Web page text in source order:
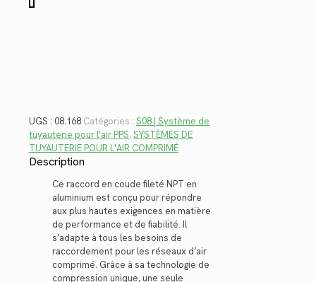
de
UGS : 08.168 Catégories : S08 | Système de
tuyauterie pour l'air PPS,SYSTÈMES DE
TUYAUTERIE POUR L'AIR COMPRIMÉ
Description
Ce raccord en coude fileté NPT en
aluminium est conçu pour répondre
aux plus hautes exigences en matière
de performance et de fiabilité. Il
s’adapte à tous les besoins de
raccordement pour les réseaux d’air
comprimé. Grâce à sa technologie de
compression unique, une seule